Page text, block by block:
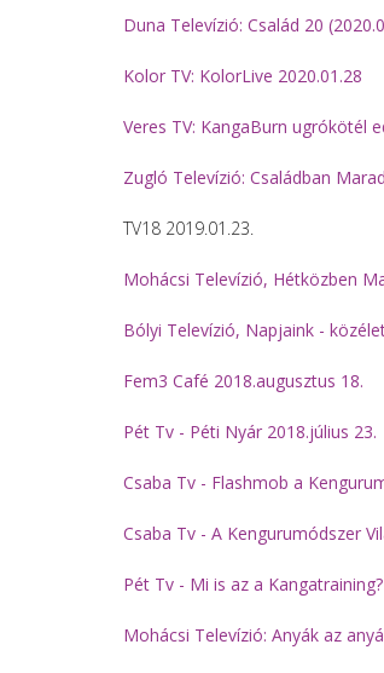
Duna Televízió: Család 20
Kolor TV: KolorLive 2020.01.28
Veres TV: KangaBurn ugrókötél
Zugló Televízió: Családban
TV18 2019.01.23.
Mohácsi Televízió, Hétközben
Bólyi Televízió, Napjaink -
Fem3 Café 2018.augusztus 18.
Pét Tv - Péti Nyár 2018.július 23.
Csaba Tv - Flashmob a
Csaba Tv - A Kengurumódszer
Pét Tv - Mi is az a
Mohácsi Televízió: Anyák az